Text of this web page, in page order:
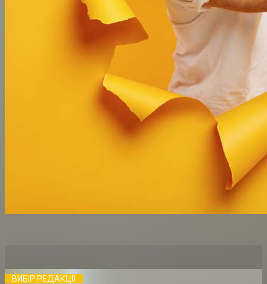
ВИБІР РЕДАКЦІЇ